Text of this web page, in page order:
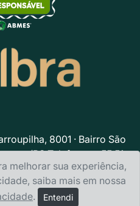
8001 · Bairro São
RS Telefone: + 55 51
ulbra@ulbra.br
privacidade
melhorar sua experiência,
saiba mais em nossa
. Entendi